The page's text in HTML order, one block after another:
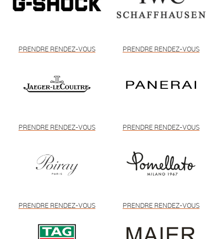
PRENDRE RENDEZ-VOUS PRENDRE RENDEZ-VOUS
PRENDRE RENDEZ-VOUS PRENDRE RENDEZ-VOUS
PRENDRE RENDEZ-VOUS PRENDRE RENDEZ-VOUS